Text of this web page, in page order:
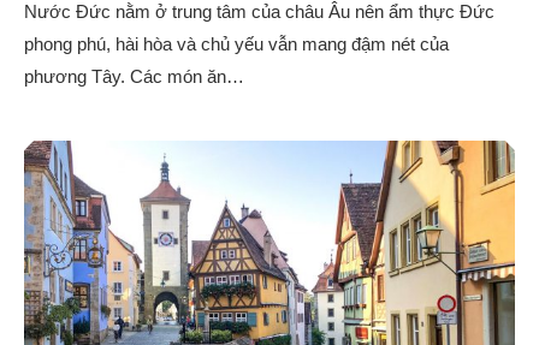
Nước Đức nằm ở trung tâm của châu Âu nên ẩm thực Đức
phong phú, hài hòa và chủ yếu vẫn mang đậm nét của
phương Tây. Các món ăn…